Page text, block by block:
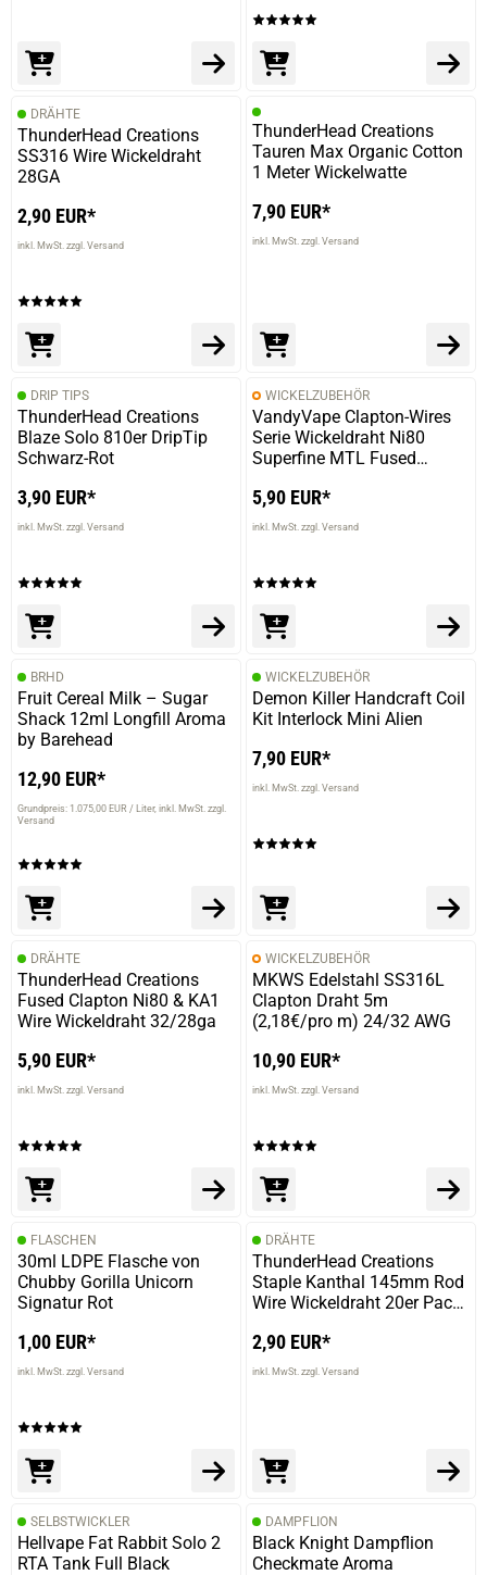
DRÄHTE
ThunderHead Creations
SS316 Wire Wickeldraht
28GA
2,90 EUR*
inkl. MwSt. zzgl. Versand
ThunderHead Creations
Tauren Max Organic Cotton
1 Meter Wickelwatte
7,90 EUR*
inkl. MwSt. zzgl. Versand
DRIP TIPS
ThunderHead Creations
Blaze Solo 810er DripTip
Schwarz-Rot
3,90 EUR*
inkl. MwSt. zzgl. Versand
WICKELZUBEHÖR
VandyVape Clapton-Wires
Serie Wickeldraht Ni80
Superfine MTL Fused
2(=)+38ga 10ft
5,90 EUR*
inkl. MwSt. zzgl. Versand
BRHD
Fruit Cereal Milk – Sugar
Shack 12ml Longfill Aroma
by Barehead
12,90 EUR*
Grundpreis: 1.075,00 EUR / Liter inkl. MwSt. zzgl.
Versand
WICKELZUBEHÖR
Demon Killer Handcraft Coil
Kit Interlock Mini Alien
7,90 EUR*
inkl. MwSt. zzgl. Versand
DRÄHTE
ThunderHead Creations
Fused Clapton Ni80 & KA1
Wire Wickeldraht 32/28ga
5,90 EUR*
inkl. MwSt. zzgl. Versand
WICKELZUBEHÖR
MKWS Edelstahl SS316L
Clapton Draht 5m
(2,18€/pro m) 24/32 AWG
10,90 EUR*
inkl. MwSt. zzgl. Versand
FLASCHEN
30ml LDPE Flasche von
Chubby Gorilla Unicorn
Signatur Rot
1,00 EUR*
inkl. MwSt. zzgl. Versand
DRÄHTE
ThunderHead Creations
Staple Kanthal 145mm Rod
Wire Wickeldraht 20er Pack
2,90 EUR*
inkl. MwSt. zzgl. Versand
SELBSTWICKLER
Hellvape Fat Rabbit Solo 2
RTA Tank Full Black
DAMPFLION
Black Knight Dampflion
Checkmate Aroma